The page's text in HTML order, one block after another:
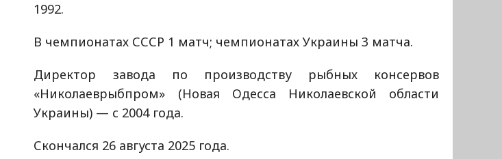
1992.
В чемпионатах СССР 1 матч; чемпионатах Украины 3 матча.
Директор завода по производству рыбных консервов
«Николаеврыбпром» (Новая Одесса Николаевской области
Украины) — с 2004 года.
Скончался 26 августа 2025 года.